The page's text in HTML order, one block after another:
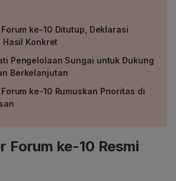
ke-10 Ditutup, Deklarasi
Konkret
Pengelolaan Sungai untuk Dukung
Berkelanjutan
ke-10 Rumuskan Prioritas di
Forum ke-10 Resmi